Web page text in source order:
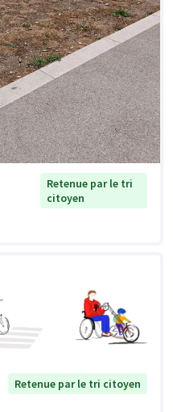
Retenue par le tri
citoyen
Retenue par le tri citoyen